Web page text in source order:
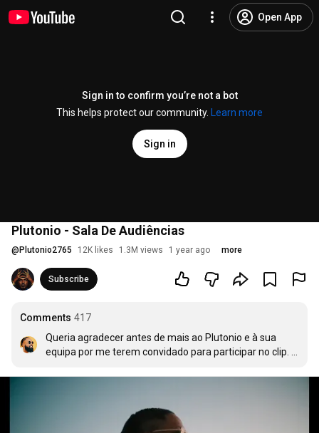
Open App
Sign in to confirm you’re not a bot
This helps protect our community.
Learn more
Sign in
Plutonio - Sala De Audiências
@ Plutonio2765 12K likes 1.3M views 1 year ago more
Subscribe
Comments 417
Queria agradecer antes de mais ao Plutonio e à sua
equipa por me terem convidado para participar no clip.
faleceu. Ele adorava o Plutonio e ter participado foi um
Encontramo nos dia 28.02 Plutonio 💙